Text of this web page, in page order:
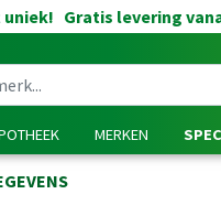
Gratis levering
MERKEN